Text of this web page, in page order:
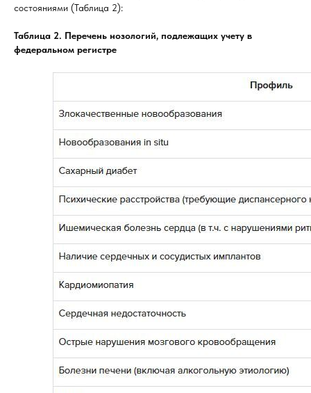
состояниями (Таблица 2):
Таблица 2. Перечень нозологий, подлежащих учету в
федеральном регистре